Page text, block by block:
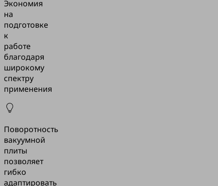
Экономия
на
подготовке
к
работе
благодаря
широкому
спектру
применения
Поворотность
вакуумной
плиты
позволяет
гибко
адаптировать